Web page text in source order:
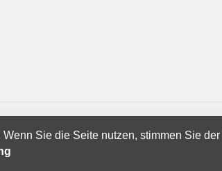
Ltd.
Sie die Seite nutzen, stimmen Sie